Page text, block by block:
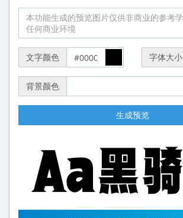
文字颜色 字体大小
背景颜色
生成预览